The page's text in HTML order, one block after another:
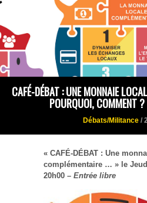
CAFÉ-DÉBAT : UNE MONNAIE
POURQUOI, COMMENT
Débats/Militance /
« CAFÉ-DÉBAT : Une
complémentaire … » le
20h00 – Entrée libre